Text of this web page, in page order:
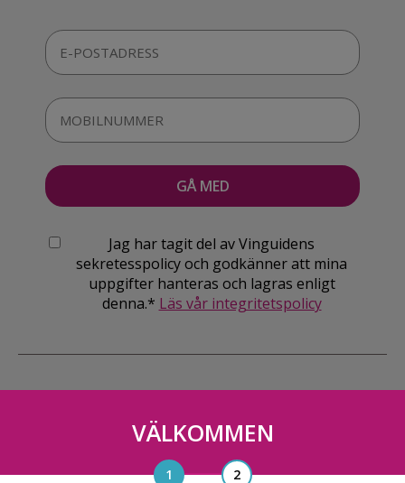
Jag har tagit del av Vinguidens
sekretesspolicy och godkänner att mina
uppgifter hanteras och lagras enligt
denna.* Läs vår integritetspolicy
Vinguiden Nordic AB
VÄLKOMMEN